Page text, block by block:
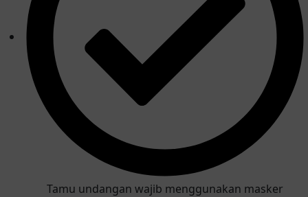
Tamu undangan wajib menggunakan masker